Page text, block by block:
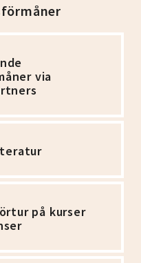
via
på kurser